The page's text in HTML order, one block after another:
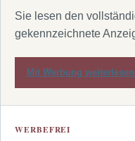
Sie lesen den
gekennzeichnete
Mit Werbung
WERBEFREI